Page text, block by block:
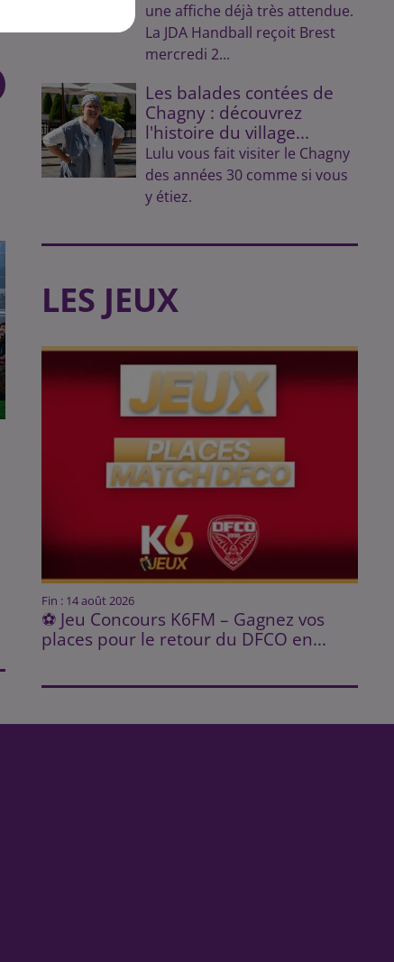
une affiche déjà très attendue.
La JDA Handball reçoit Brest
mercredi 2...
Les balades contées de
Chagny : découvrez
l'histoire du village...
Lulu vous fait visiter le Chagny
des années 30 comme si vous
y étiez.
LES JEUX
Fin : 14 août 2026
⚽ Jeu Concours K6FM – Gagnez vos
places pour le retour du DFCO en...